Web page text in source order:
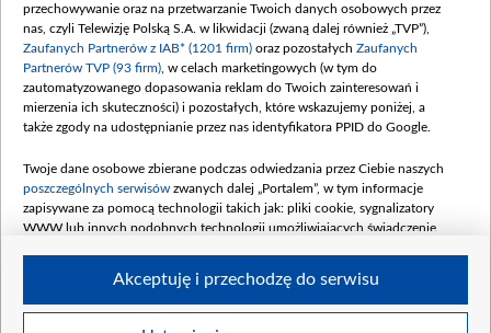
Na dyżurze Strzeleccy – razem z Beniem – odpowiadają na wezwanie od
dziewczynki, która przestraszyła się, bo jej mama ma problemy z
oddychaniem. Lekarz szybko odkrywa, że pacjentka ma atak paniki – bo jej
córka jest śmiertelnie chora na nowotwór mózgu. Po krótkim badaniu małej
doktor przekazuje zrozpaczonej matce, że jej dziecko jest w trakcie agonii. A
Martyna towarzyszy kobiecie podczas jej pożegnania z córką.
Z kolei zespół Góry, Alka, Britney oraz Zdzisia musi na dyżurze pomóc rannej,
która spadła ze schodów i ma otwarte złamanie nogi. Gdy pacjentka wyznaje,
że upadła przez ”ducha”, ratownicy uznają, że miała omamy. Po chwili jednak
sami słyszą w domu „potępieńcze” wycie…
przechowywanie oraz na przetwarzanie Twoich danych osobowych przez
nas, czyli Telewizję Polską S.A. w likwidacji (zwaną dalej również „TVP”),
Zaufanych Partnerów z IAB* (1201 firm) oraz pozostałych Zaufanych
Partnerów TVP (93 firm) , w celach marketingowych (w tym do
zautomatyzowanego dopasowania reklam do Twoich zainteresowań i
mierzenia ich skuteczności) i pozostałych, które wskazujemy poniżej, a
także zgody na udostępnianie przez nas identyfikatora PPID do Google.
Twoje dane osobowe zbierane podczas odwiedzania przez Ciebie naszych
poszczególnych serwisów zwanych dalej „Portalem”, w tym informacje
zapisywane za pomocą technologii takich jak: pliki cookie, sygnalizatory
WWW lub innych podobnych technologii umożliwiających świadczenie
Twoje dane osobowe zbierane podczas odwiedzania przez Ciebie
Akceptuję i przechodzę do serwisu